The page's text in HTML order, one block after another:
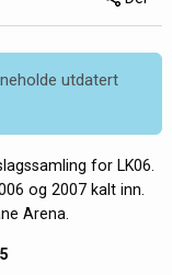
utdatert
for LK06.
og 2007 kalt inn.
Arena.